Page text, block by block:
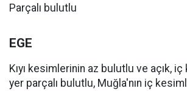
Parçalı bulutlu
EGE
Kıyı kesimlerinin az bulutlu ve açık,
yer parçalı bulutlu, Muğla'nın iç